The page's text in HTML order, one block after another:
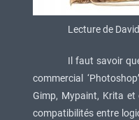
Lecture de
Il faut savoir
commercial
Gimp, Mypaint, Krita et
compatibilités entre